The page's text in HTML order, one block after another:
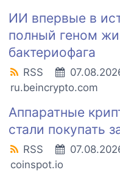
ИИ впервые в
полный геном
бактериофага
RSS
ru.beincrypto.com
Аппаратные
стали покупать
RSS
coinspot.io